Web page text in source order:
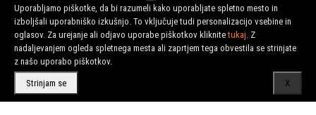
Uporabljamo piškotke, da bi razumeli kako uporabljate spletno mesto in
izboljšali uporabniško izkušnjo. To vključuje tudi personalizacijo vsebine in
oglasov. Za urejanje ali odjavo uporabe piškotkov kliknitetukaj. Z
nadaljevanjem ogleda spletnega mesta ali zaprtjem tega obvestila se strinjate
z našo uporabo piškotkov.
Strinjam se X
Delovni čas: Ponedeljek – Petek : 7:00 - 16:00
PRODAJNI PROGRAM
HUSQVARNA CP
BOMAG